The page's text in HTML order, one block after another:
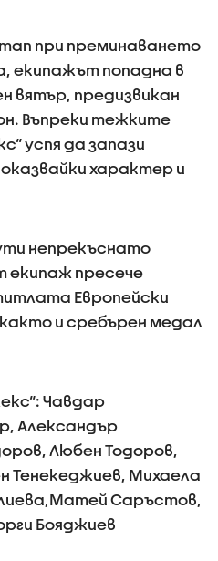
при преминаването
екипажът попадна в
вятър, предизвикан
Въпреки тежките
успя да запази
характер и
непрекъснато
екипаж пресече
Европейски
и сребърен медал
Чавдар
Александър
Любен Тодоров,
Тенекеджиев, Михаела
Саръстов,
Бояджиев